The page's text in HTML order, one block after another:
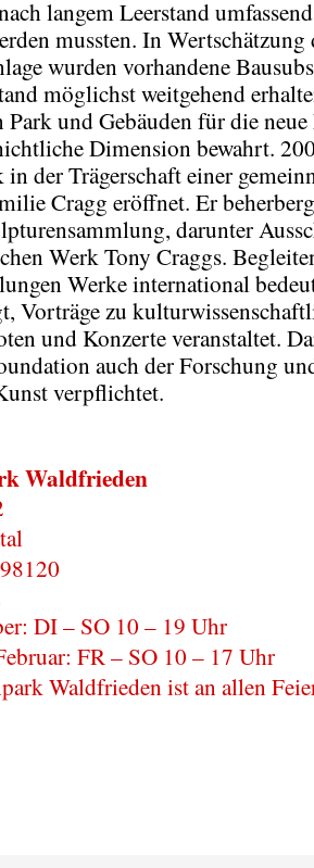
langem Leerstand
mussten. In Wertschätzung
wurden vorhandene
möglichst weitgehend
und Gebäuden für die
Dimension bewahrt.
der Trägerschaft einer
Cragg eröffnet. Er
darunter
Werk Tony Craggs.
Werke international
Vorträge zu
und Konzerte veranstaltet.
auch der Forschung
verpflichtet.
Waldfrieden
DI – SO 10 – 19 Uhr
FR – SO 10 – 17 Uhr
Waldfrieden ist an allen